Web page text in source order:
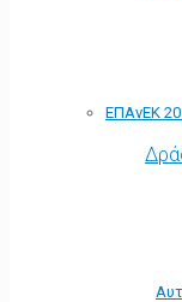
ΕΠΑνΕΚ